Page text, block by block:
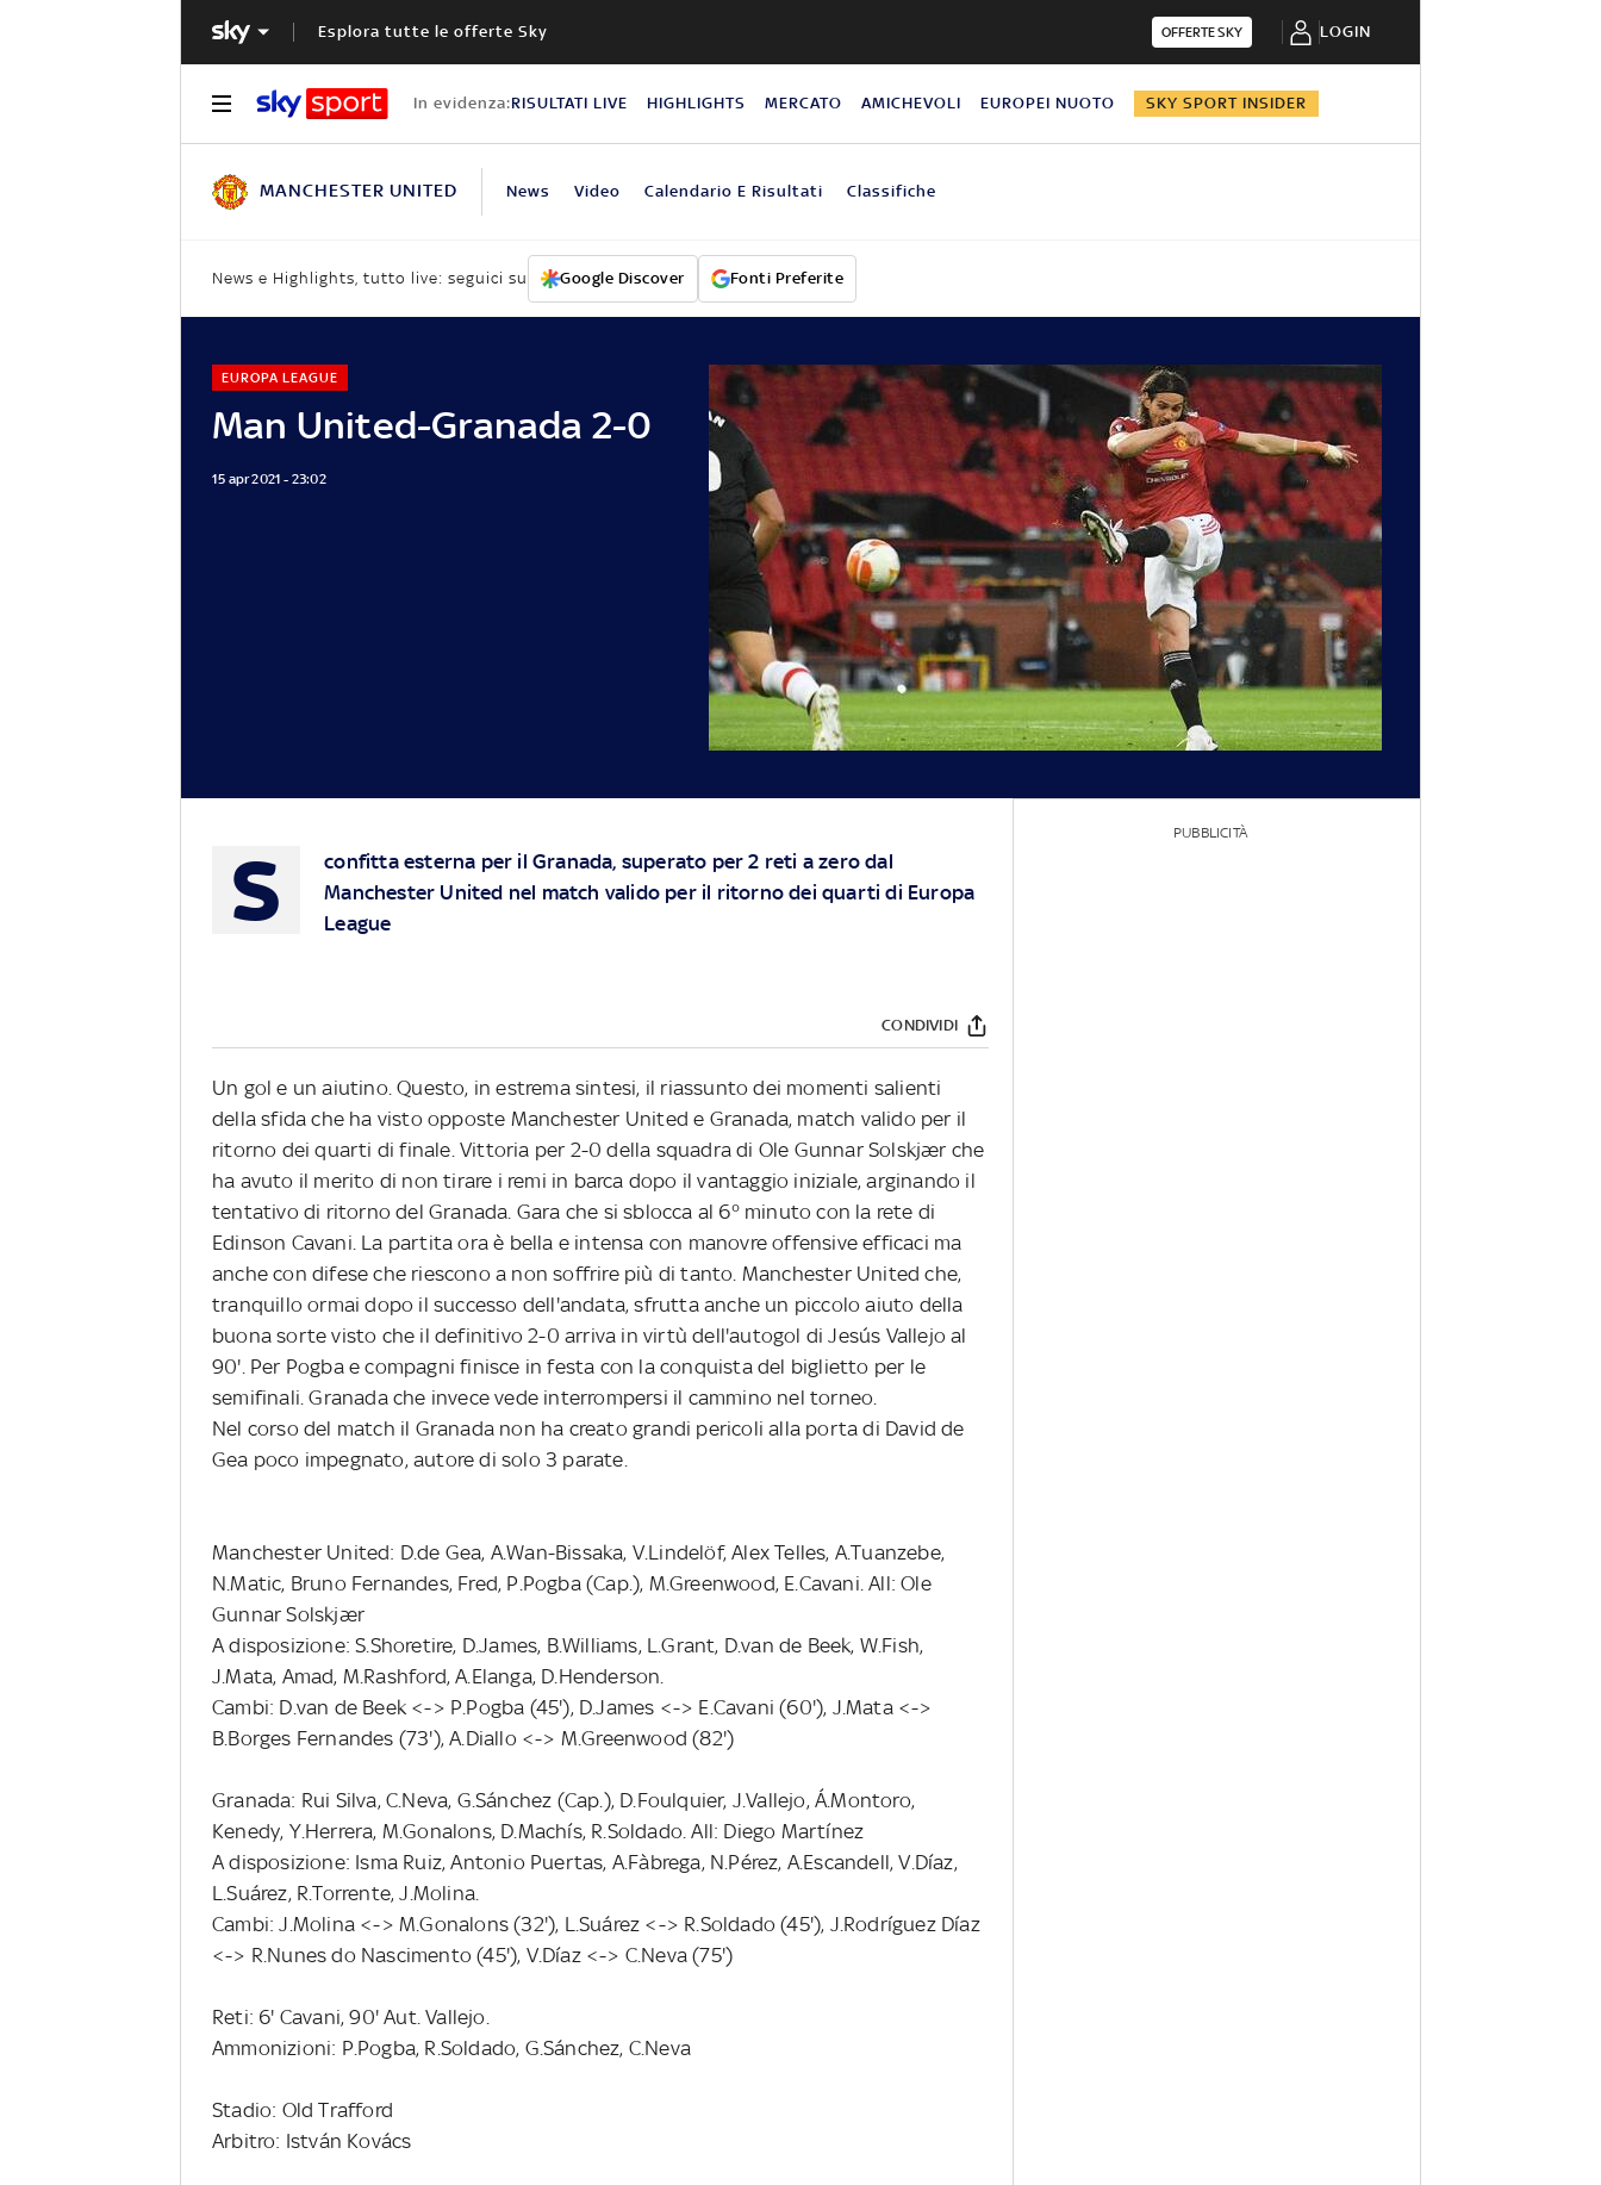
Esplora tutte le offerte Sky OFFERTE SKY LOGIN
In evidenza:RISULTATI LIVE HIGHLIGHTS MERCATO AMICHEVOLI EUROPEI NUOTO SKY SPORT INSIDER
MANCHESTER UNITED News Video Calendario E Risultati Classifiche
News e Highlights, tutto live: seguici su Google Discover Fonti Preferite
Man United-Granada 2-0
EUROPA LEAGUE
15 apr 2021 - 23:02
S
confitta esterna per il Granada, superato per 2 reti a zero dal
Manchester United nel match valido per il ritorno dei quarti di Europa
League
CONDIVIDI
Un gol e un aiutino. Questo, in estrema sintesi, il riassunto dei momenti salienti
della sfida che ha visto opposte Manchester United e Granada, match valido per il
ritorno dei quarti di finale. Vittoria per 2-0 della squadra di Ole Gunnar Solskjær che
ha avuto il merito di non tirare i remi in barca dopo il vantaggio iniziale, arginando il
tentativo di ritorno del Granada. Gara che si sblocca al 6° minuto con la rete di
Edinson Cavani. La partita ora è bella e intensa con manovre offensive efficaci ma
anche con difese che riescono a non soffrire più di tanto. Manchester United che,
tranquillo ormai dopo il successo dell'andata, sfrutta anche un piccolo aiuto della
buona sorte visto che il definitivo 2-0 arriva in virtù dell'autogol di Jesús Vallejo al
90'. Per Pogba e compagni finisce in festa con la conquista del biglietto per le
semifinali. Granada che invece vede interrompersi il cammino nel torneo.
Nel corso del match il Granada non ha creato grandi pericoli alla porta di David de
Gea poco impegnato, autore di solo 3 parate.
Manchester United: D.de Gea, A.Wan-Bissaka, V.Lindelöf, Alex Telles, A.Tuanzebe,
N.Matic, Bruno Fernandes, Fred, P.Pogba (Cap.), M.Greenwood, E.Cavani. All: Ole
Gunnar Solskjær
A disposizione: S.Shoretire, D.James, B.Williams, L.Grant, D.van de Beek, W.Fish,
J.Mata, Amad, M.Rashford, A.Elanga, D.Henderson.
Cambi: D.van de Beek <-> P.Pogba (45'), D.James <-> E.Cavani (60'), J.Mata <->
B.Borges Fernandes (73'), A.Diallo <-> M.Greenwood (82')
Granada: Rui Silva, C.Neva, G.Sánchez (Cap.), D.Foulquier, J.Vallejo, Á.Montoro,
Kenedy, Y.Herrera, M.Gonalons, D.Machís, R.Soldado. All: Diego Martínez
A disposizione: Isma Ruiz, Antonio Puertas, A.Fàbrega, N.Pérez, A.Escandell, V.Díaz,
L.Suárez, R.Torrente, J.Molina.
Cambi: J.Molina <-> M.Gonalons (32'), L.Suárez <-> R.Soldado (45'), J.Rodríguez Díaz
<-> R.Nunes do Nascimento (45'), V.Díaz <-> C.Neva (75')
Reti: 6' Cavani, 90' Aut. Vallejo.
Ammonizioni: P.Pogba, R.Soldado, G.Sánchez, C.Neva
Stadio: Old Trafford
Arbitro: István Kovács
PUBBLICITÀ